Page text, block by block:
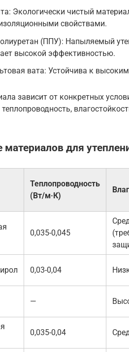
Экологически чистый
свойствами.
(ППУ): Напыляемый
высокой эффективностью.
вата: Устойчива к
зависит от конкретных
материалов для
Теплопроводность
(Вт/м·К)
0,035-0,045
0,03-0,04
—
0,035-0,04